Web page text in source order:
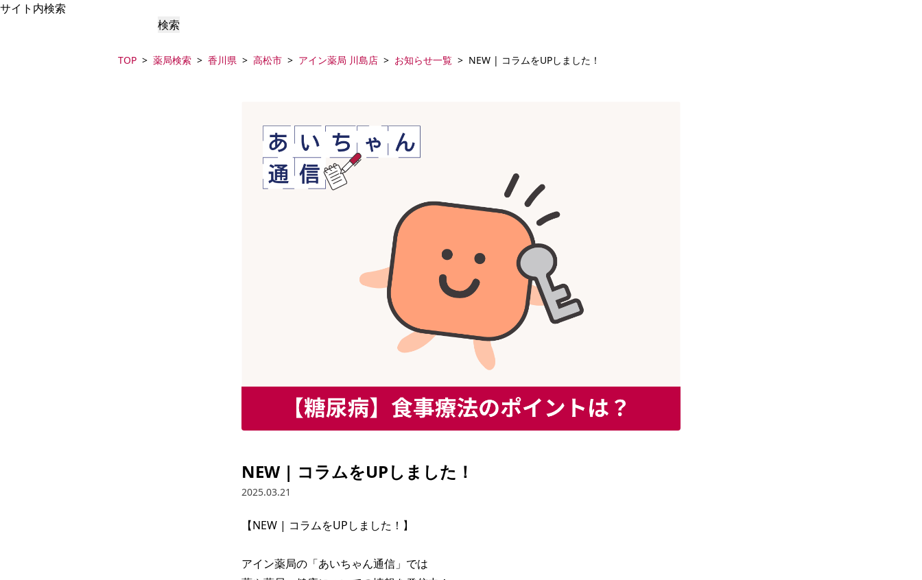
サイト内検索
検索
TOP 薬局検索 香川県 高松市 アイン薬局 川島店 お知らせ一覧 NEW | コラムをUPしました！
NEW | コラムをUPしました！
2025.03.21
【NEW | コラムをUPしました！】
アイン薬局の「あいちゃん通信」では